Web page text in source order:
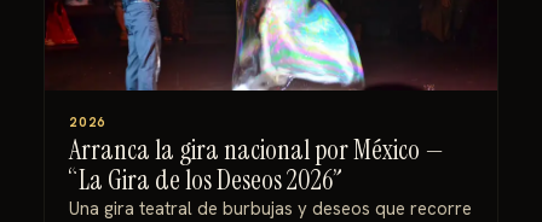
2026
Arranca la gira nacional por México —
“La Gira de los Deseos 2026”
Una gira teatral de burbujas y deseos que recorre